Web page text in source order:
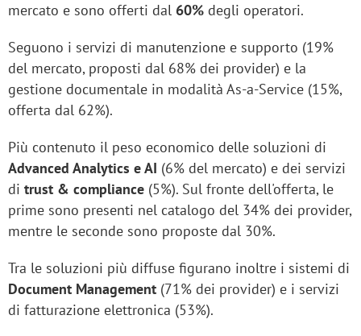
mercato e sono offerti dal 60% degli operatori.
Seguono i servizi di manutenzione e supporto (19%
del mercato, proposti dal 68% dei provider) e la
gestione documentale in modalità As-a-Service (15%,
offerta dal 62%).
Più contenuto il peso economico delle soluzioni di
Advanced Analytics e AI (6% del mercato) e dei servizi
di trust & compliance (5%). Sul fronte dell'offerta, le
prime sono presenti nel catalogo del 34% dei provider,
mentre le seconde sono proposte dal 30%.
Tra le soluzioni più diffuse figurano inoltre i sistemi di
Document Management (71% dei provider) e i servizi
di fatturazione elettronica (53%).